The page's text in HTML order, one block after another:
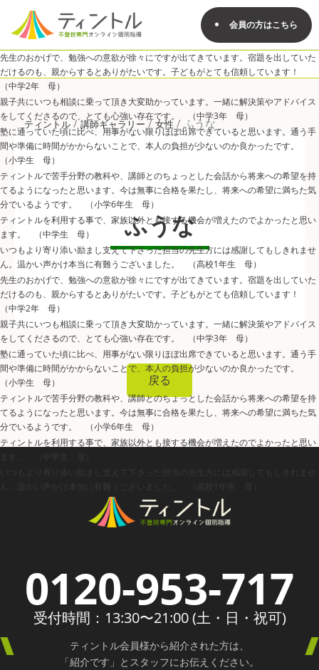
会員の方はこちら
先生のおかげで、勉強への意欲が徐々にですが出てきています。宿題を出していた
だけるのも、親からするとありがたいです。子どもがとても信頼しています！
（中学2年 母）
親子共にいつも相談に乗って頂き大変助かっています。一緒に解決策やアドバイス
をしてくださるので、とても心強い存在です。 （中学3年 母）
塾に通っていた頃に比べ、用事がない限りほぼ出席できていると思います。通う手
間や準備に時間がかからないことで、本人の負担が少ないのか良かったです。
（小学生 母）
ティントルで苦手分野の教科や、講師とのちょっとした会話から将来への希望を持
てるようになったと思います。今は無事に合格を果たし、将来への希望に満ちた気
分でいるようです。 （小学6年生 母）
ティントルを利用する事で、家族以外とも接する機会が増えたのでよかったと思い
ます。 （中学生 母）
いつもより寄り添い励まし支えて下さった担当の先生方には感謝してもしきれませ
ん。温かい声かけ本当に有難うございました。 （高校1年生 母）
先生のおかげで、勉強への意欲が徐々にですが出てきています。宿題を出していた
だけるのも、親からするとありがたいです。子どもがとても信頼しています！
（中学2年 母）
親子共にいつも相談に乗って頂き大変助かっています。一緒に解決策やアドバイス
をしてくださるので、とても心強い存在です。 （中学3年 母）
塾に通っていた頃に比べ、用事がない限りほぼ出席できていると思います。通う手
間や準備に時間がかからないことで、本人の負担が少ないのか良かったです。
（小学生 母）
ティントルで苦手分野の教科や、講師とのちょっとした会話から将来への希望を持
てるようになったと思います。今は無事に合格を果たし、将来への希望に満ちた気
分でいるようです。 （小学6年生 母）
ティントルを利用する事で、家族以外とも接する機会が増えたのでよかったと思い
ます。 （中学生 母）
いつもより寄り添い励まし支えて下さった担当の先生方には感謝してもしきれませ
ん。温かい声かけ本当に有難うございました。 （高校1年生 母）
ティントル / 講師ギャラリー / 女性 / ふうな
ふうな
戻る
0120-953-717
受付時間：13:30〜21:00 (土・日・祝可)
ティントル会員様から紹介された方は、
「紹介です」とスタッフにお伝えください。